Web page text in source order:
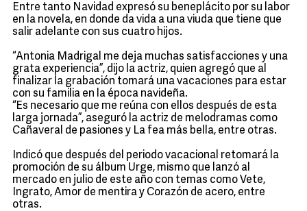
Entre tanto Navidad expresó su beneplácito por su labor
en la novela, en donde da vida a una viuda que tiene que
salir adelante con sus cuatro hijos.
“Antonia Madrigal me deja muchas satisfacciones y una
grata experiencia”, dijo la actriz, quien agregó que al
finalizar la grabación tomará una vacaciones para estar
con su familia en la época navideña.
“Es necesario que me reúna con ellos después de esta
larga jornada”, aseguró la actriz de melodramas como
Cañaveral de pasiones y La fea más bella, entre otras.
Indicó que después del periodo vacacional retomará la
promoción de su álbum Urge, mismo que lanzó al
mercado en julio de este año con temas como Vete,
Ingrato, Amor de mentira y Corazón de acero, entre
otras.